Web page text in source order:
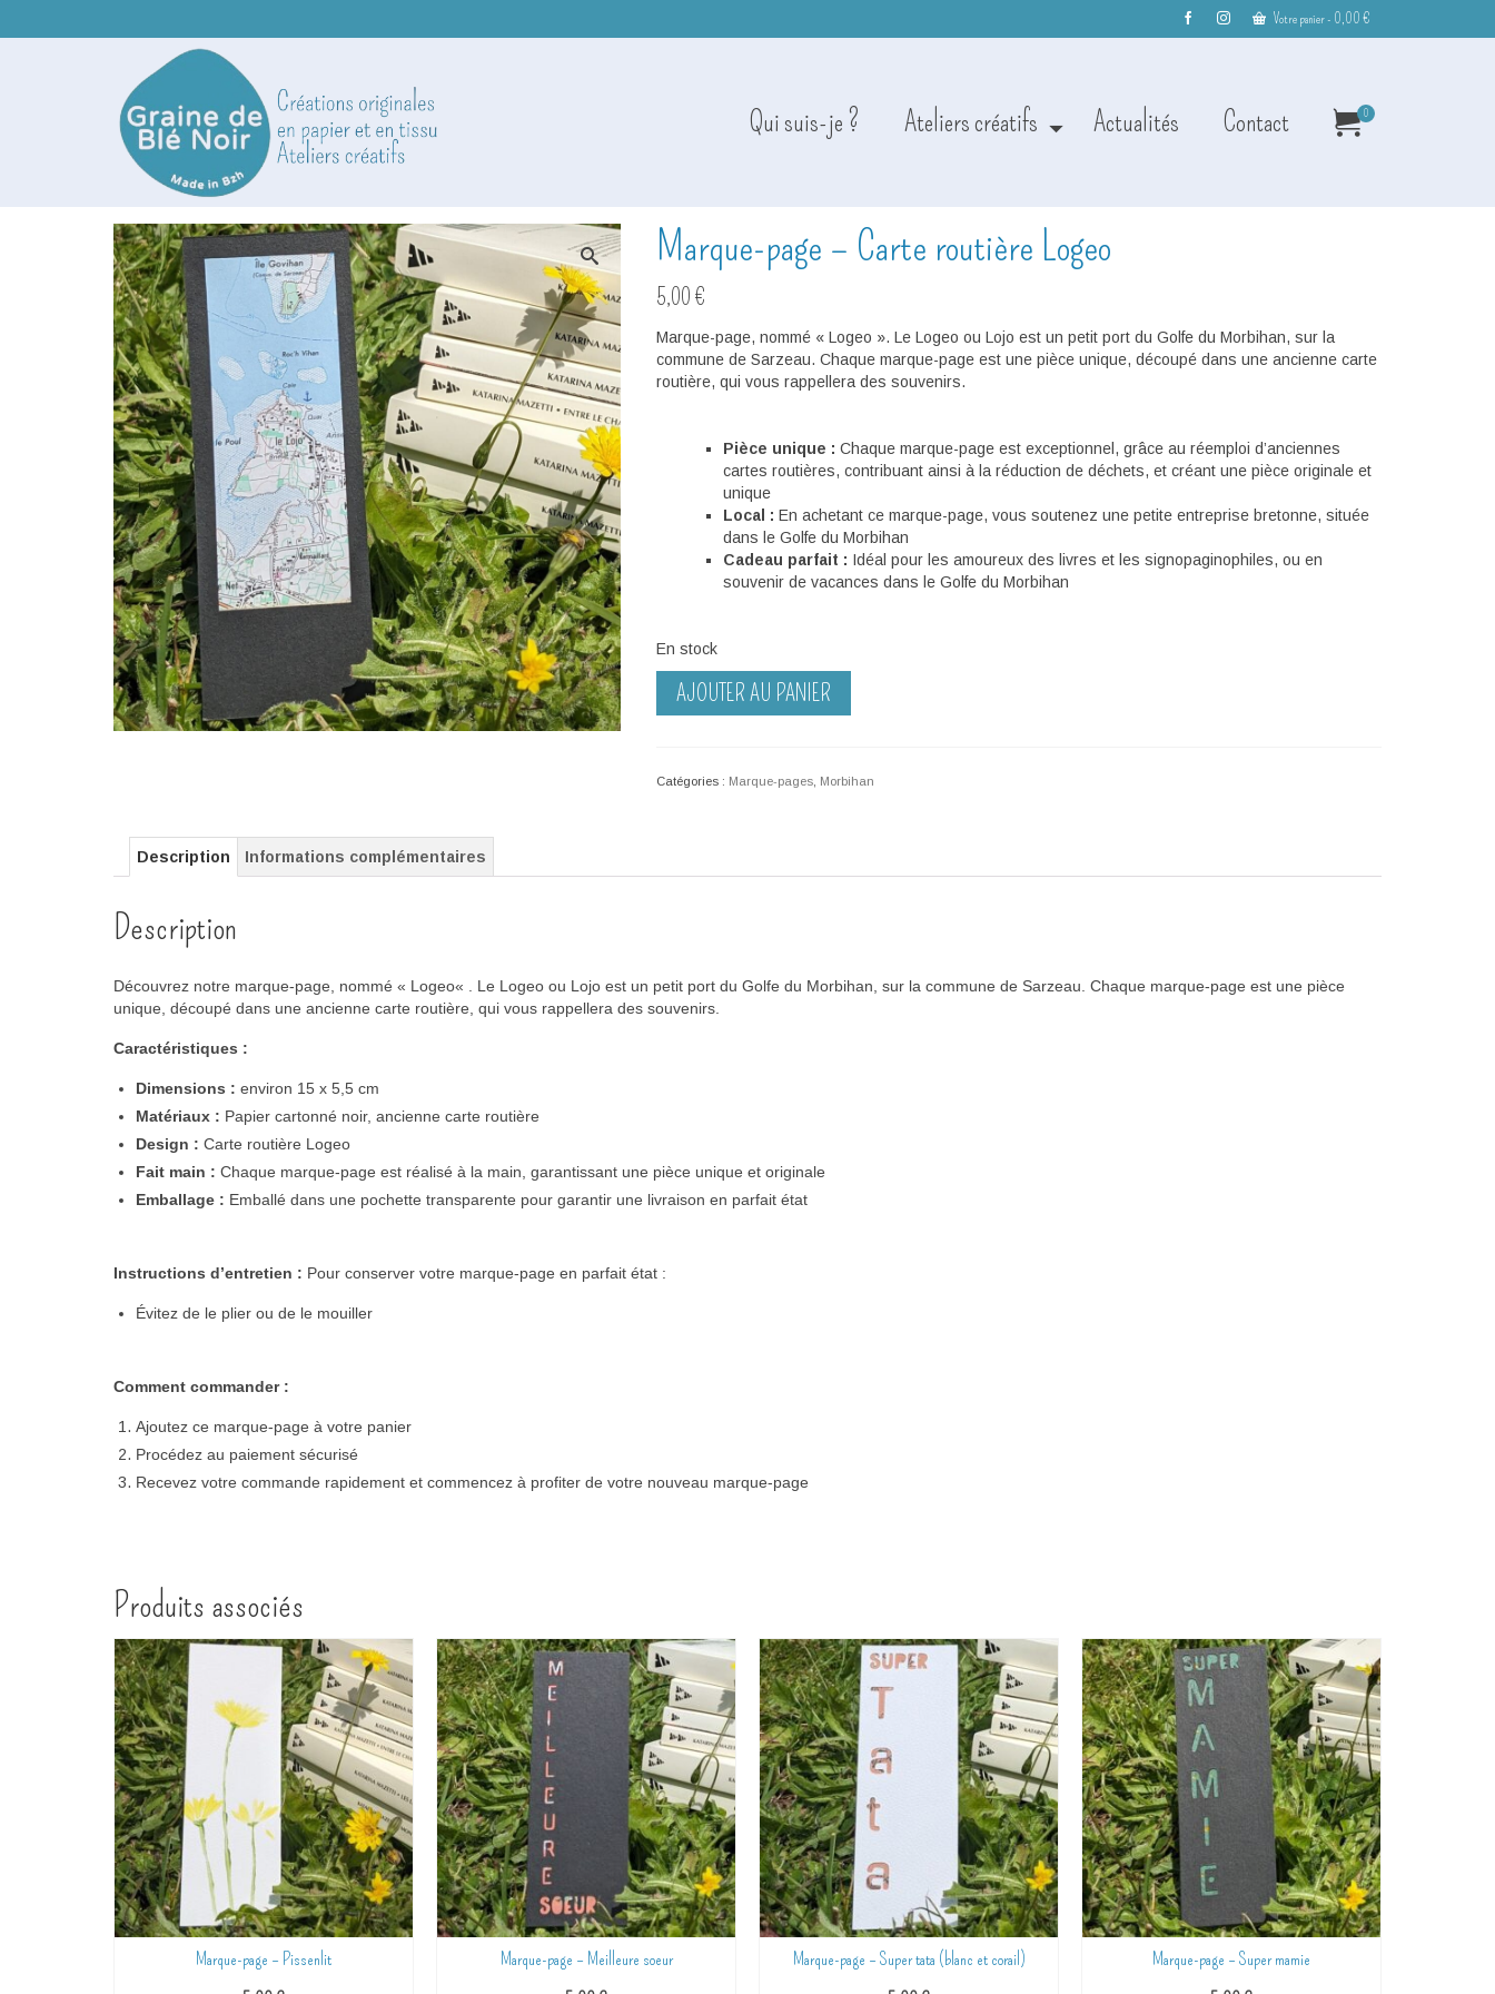
Votre panier- 0,00 €
Qui suis-je ? Ateliers créatifs Actualités Contact 0
Marque-page – Carte routière Logeo
5,00 €
Marque-page, nommé « Logeo ». Le Logeo ou Lojo est un petit port du Golfe du Morbihan, sur la
commune de Sarzeau. Chaque marque-page est une pièce unique, découpé dans une ancienne carte
routière, qui vous rappellera des souvenirs.
Pièce unique : Chaque marque-page est exceptionnel, grâce au réemploi d’anciennes
cartes routières, contribuant ainsi à la réduction de déchets, et créant une pièce originale et
unique
Local : En achetant ce marque-page, vous soutenez une petite entreprise bretonne, située
dans le Golfe du Morbihan
Cadeau parfait : Idéal pour les amoureux des livres et les signopaginophiles, ou en
souvenir de vacances dans le Golfe du Morbihan
En stock
quantité
Carte
AJOUTER AU PANIER
Catégories : Marque-pages, Morbihan
Description Informations complémentaires
Description
Découvrez notre marque-page, nommé « Logeo« . Le Logeo ou Lojo est un petit port du Golfe du Morbihan, sur la commune de Sarzeau Chaque marque-page est une pièce
unique, découpé dans une ancienne carte routière qui vous rappellera des souvenirs
Caractéristiques :
Dimensions : environ 15 x 5,5 cm
Matériaux : Papier cartonné noir, ancienne carte routière
Design : Carte routière Logeo
Fait main : Chaque marque-page est réalisé à la main, garantissant une pièce unique et originale
Emballage : Emballé dans une pochette transparente pour garantir une livraison en parfait état
Instructions d’entretien : Pour conserver votre marque-page en parfait état :
Évitez de le plier ou de le mouiller
Comment commander :
Ajoutez ce marque-page à votre panier
Procédez au paiement sécurisé
Recevez votre commande rapidement et commencez à profiter de votre nouveau marque-page
Produits associés
Marque-page – Pissenlit
Marque-page – Meilleure soeur
Marque-page – Super tata (blanc et corail)
Marque-page – Super mamie